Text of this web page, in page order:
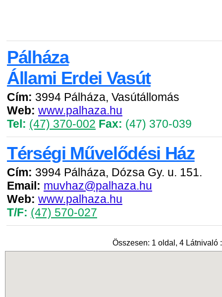
Pálháza
Állami Erdei Vasút
Cím: 3994 Pálháza, Vasútállomás
Web: www.palhaza.hu
Tel: (47) 370-002 Fax: (47) 370-039
Térségi Művelődési Ház
Cím: 3994 Pálháza, Dózsa Gy. u. 151.
Email: muvhaz@palhaza.hu
Web: www.palhaza.hu
T/F: (47) 570-027
Összesen: 1 oldal, 4 Látnivaló :